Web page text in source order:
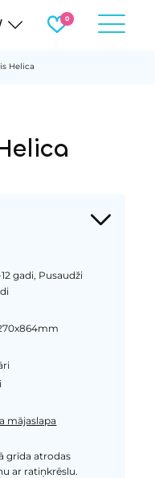
Helica
gadi, Pusaudži
mājaslapa
grīda atrodas
ar ratiņkrēslu.